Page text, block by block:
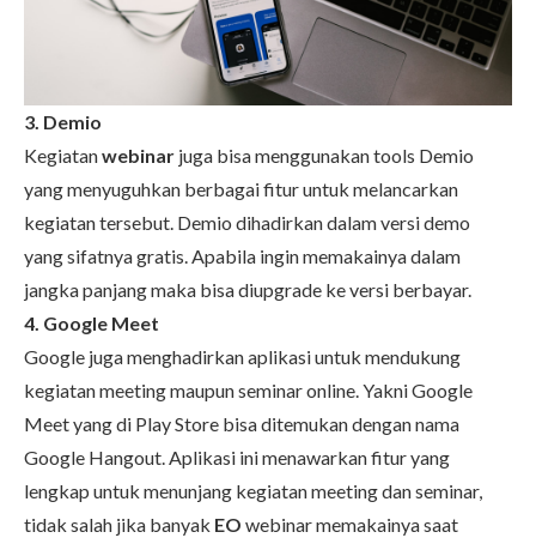
3. Demio
Kegiatanwebinar juga bisa menggunakan tools Demio
yang menyuguhkan berbagai fitur untuk melancarkan
kegiatan tersebut. Demio dihadirkan dalam versi demo
yang sifatnya gratis. Apabila ingin memakainya dalam
jangka panjang maka bisa diupgrade ke versi berbayar.
4. Google Meet
Google juga menghadirkan aplikasi untuk mendukung
kegiatan meeting maupun seminar online. Yakni Google
Meet yang di Play Store bisa ditemukan dengan nama
Google Hangout. Aplikasi ini menawarkan fitur yang
lengkap untuk menunjang kegiatan meeting dan seminar,
tidak salah jika banyak EO webinarmemakainya saat